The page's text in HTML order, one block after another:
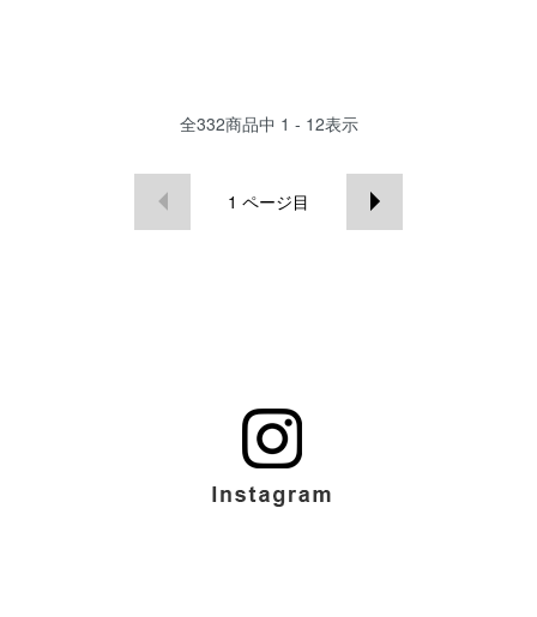
全332商品中 1 - 12表示
1 ページ目